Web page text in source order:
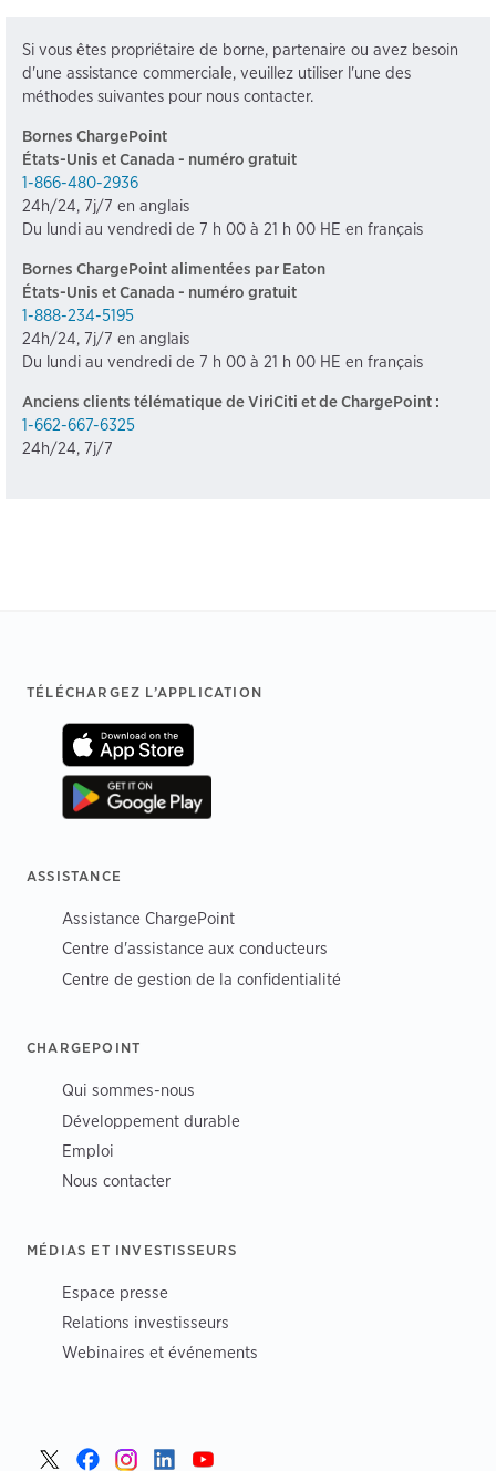
Si vous êtes propriétaire de borne, partenaire ou avez besoin
d'une assistance commerciale, veuillez utiliser l'une des
méthodes suivantes pour nous contacter.
Bornes ChargePoint
États-Unis et Canada - numéro gratuit
1-866-480-2936
24h/24, 7j/7 en anglais
Du lundi au vendredi de 7 h 00 à 21 h 00 HE en français
Bornes ChargePoint alimentées par Eaton
États-Unis et Canada - numéro gratuit
1-888-234-5195
24h/24, 7j/7 en anglais
Du lundi au vendredi de 7 h 00 à 21 h 00 HE en français
Anciens clients télématique de ViriCiti et de ChargePoint :
1-662-667-6325
24h/24, 7j/7
Footer
TÉLÉCHARGEZ L’APPLICATION
ASSISTANCE
Assistance ChargePoint
Centre d'assistance aux conducteurs
Centre de gestion de la confidentialité
CHARGEPOINT
Qui sommes-nous
Développement durable
Emploi
Nous contacter
MÉDIAS ET INVESTISSEURS
Espace presse
Relations investisseurs
Webinaires et événements